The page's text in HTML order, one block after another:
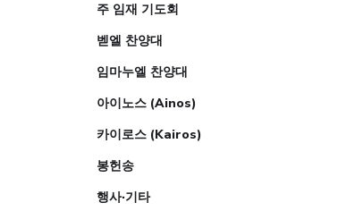
주 임재 기도회
벧엘 찬양대
임마누엘 찬양대
아이노스 (Ainos)
카이로스 (Kairos)
봉헌송
행사·기타